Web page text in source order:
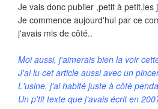
Je vais donc publier ,petit à
Je commence aujourd'hui par ce
j'avais mis de côté..
Moi aussi, j'aimerais bien la voir
J'ai lu cet article aussi avec un
L'usine, j'ai habité juste à côté
Un p'tit texte que j'avais écrit en